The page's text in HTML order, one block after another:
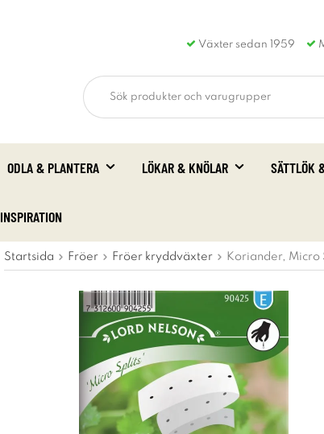
Växter sedan 1959
ODLA & PLANTERA LÖKAR & KNÖLAR SÄTTLÖK
INSPIRATION
Startsida Fröer Fröer kryddväxter Koriander, Micro